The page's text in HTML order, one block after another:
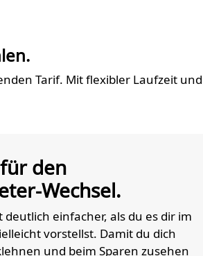
Tarif. Mit flexibler Laufzeit
den
Wechsel.
deutlich einfacher, als du es dir im
vorstellst. Damit du dich
und beim Sparen zusehen